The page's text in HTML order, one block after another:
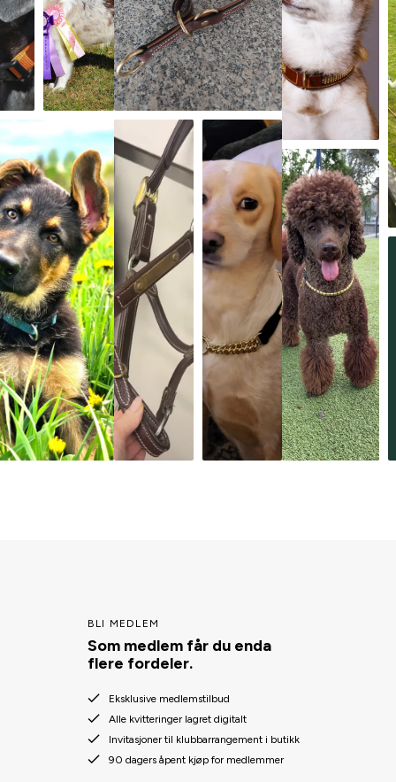
BLI MEDLEM
Som medlem får du enda
flere fordeler.
Eksklusive medlemstilbud
Alle kvitteringer lagret digitalt
Invitasjoner til klubbarrangement i butikk
90 dagers åpent kjøp for medlemmer